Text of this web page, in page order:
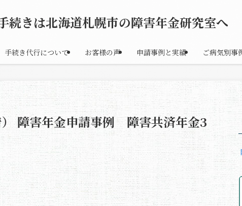
続きは北海道札幌市の障害年金研究室へ
手続き代行について お客様の声 申請事例と実績 ご病気別事
障害年金申請事例 障害共済年金3